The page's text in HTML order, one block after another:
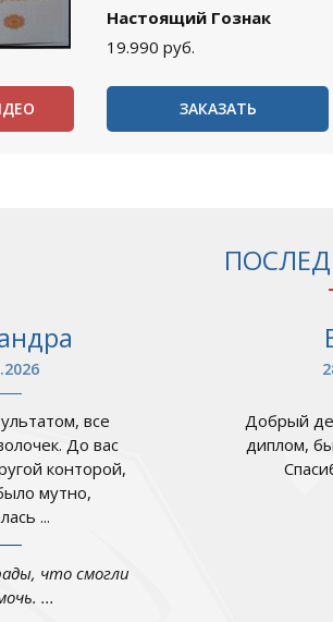
Настоящий Гознак
19.990 руб.
ЗАКАЗАТЬ
все
До вас
конторой,
мутно,
...
что смогли
...
Добрый
диплом,